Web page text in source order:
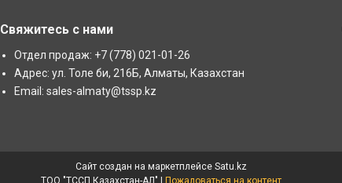
Свяжитесь с нами
Отдел продаж: +7 (778) 021-01-26
Адрес: ул. Толе би, 216Б, Алматы, Казахстан
Email: sales-almaty@tssp.kz
Сайт создан на маркетплейсе Satu.kz
ТОО "ТССП Казахстан-АЛ" | Пожаловаться на контент